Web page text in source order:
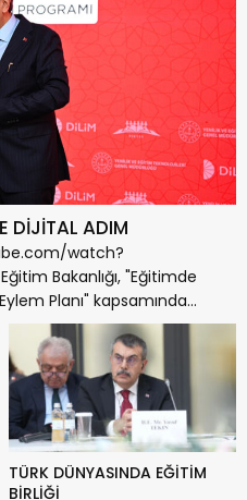
DİJİTAL ADIM
watch?
Bakanlığı, "Eğitimde
Planı" kapsamında
dil öğrenme...
TÜRK DÜNYASINDA EĞİTİM
BİRLİĞİ